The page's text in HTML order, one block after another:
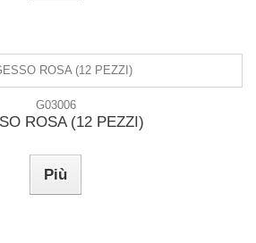
G03006
ROSA (12 PEZZI)
Più